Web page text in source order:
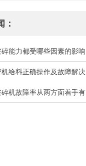
：
能力都受哪些因素的影响
机给料正确操作及故障解决
碎机故障率从两方面着手有